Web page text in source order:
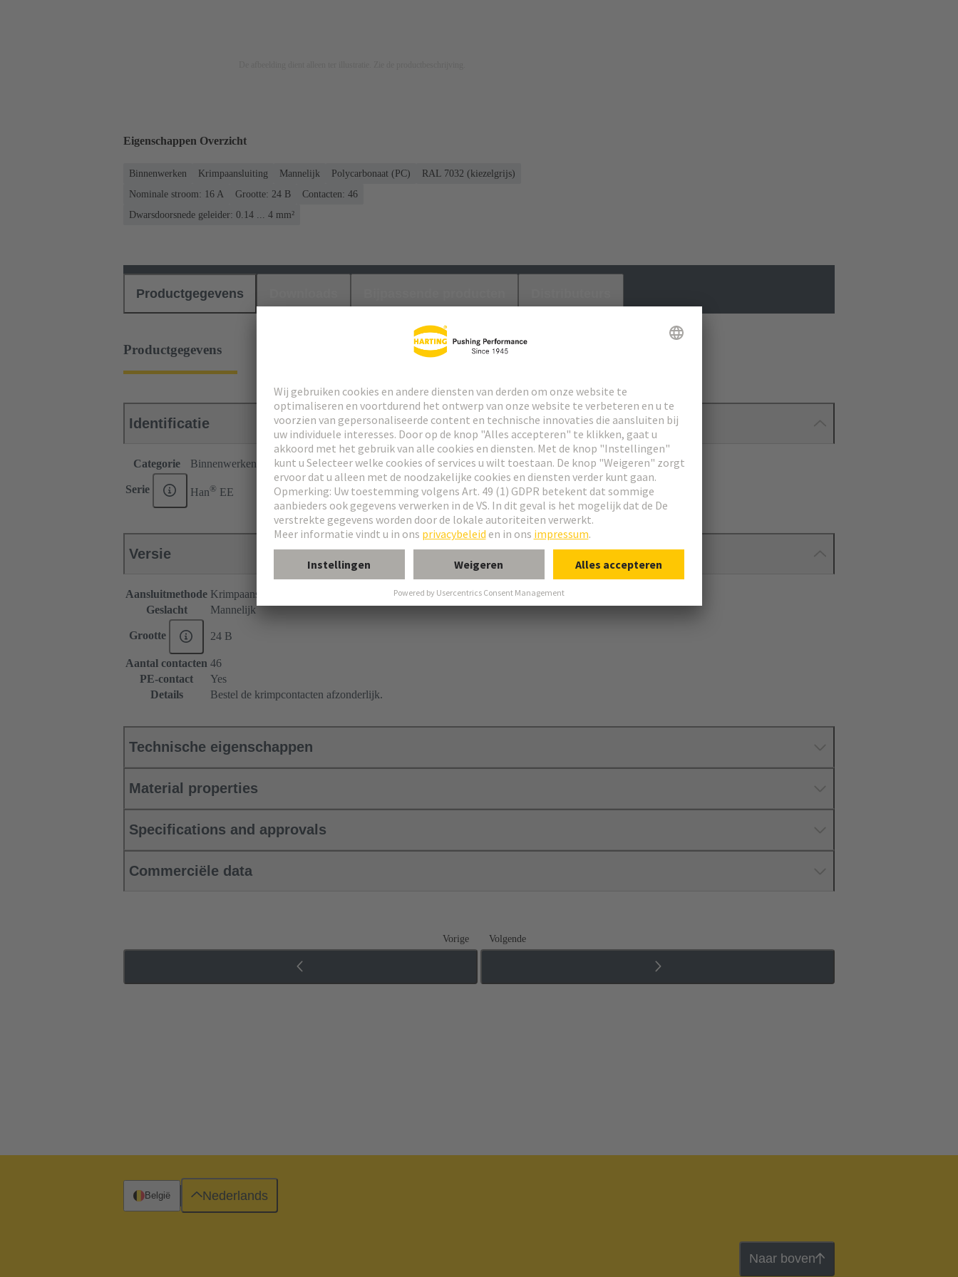
Eigenschappen Overzicht
Binnenwerken Krimpaansluiting Mannelijk Polycarbonaat (PC)
RAL 7032 (kiezelgrijs)
Nominale stroom: ‌16 A
Grootte: 24 B
Contacten: 46
Dwarsdoorsnede geleider: 0.14 ... 4 mm²
Productgegevens
Productgegevens
Identificatie
Categorie Binnenwerken
Serie Han® EE
Versie
Aansluitmethode Krimpaansluiting
Geslacht
Mannelijk
Grootte 24 B
Aantal contacten 46
PE-contact
Yes
Details
Bestel de krimpcontacten afzonderlijk.
Technische eigenschappen
Material properties
Specifications and approvals
Commerciële data
Vorige Volgende
Naar boven
België Nederlands